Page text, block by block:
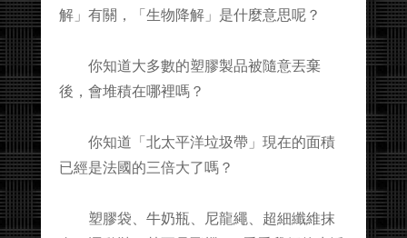
解」有關，「生物降解」是什麼意思呢？
你知道大多數的塑膠製品被隨意丟棄
後，會堆積在哪裡嗎？
你知道「北太平洋垃圾帶」現在的面積
已經是法國的三倍大了嗎？
塑膠袋、牛奶瓶、尼龍繩、超細纖維抹